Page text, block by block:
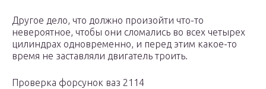
Другое дело, что должно произойти что-то
невероятное, чтобы они сломались во всех четырех
цилиндрах одновременно, и перед этим какое-то
время не заставляли двигатель троить.
Проверка форсунок ваз 2114